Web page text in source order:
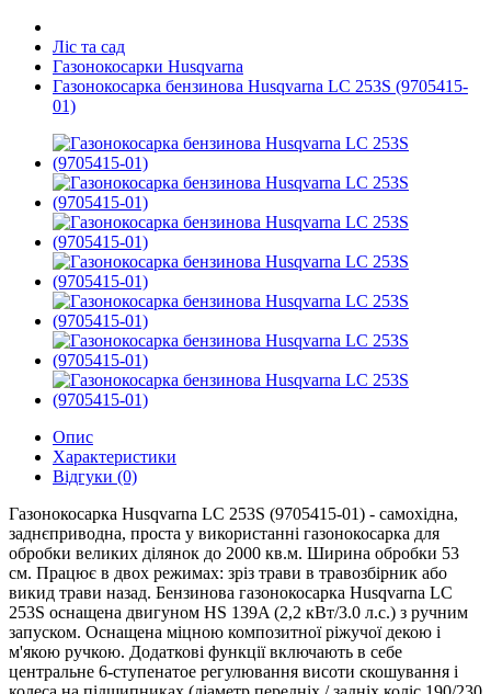
Ліс та сад
Газонокосарки Husqvarna
Газонокосарка бензинова Husqvarna LC 253S (9705415-
01)
Опис
Характеристики
Відгуки (0)
Газонокосарка Husqvarna LC 253S (9705415-01) - самохідна,
заднєприводна, проста у використанні газонокосарка для
обробки великих ділянок до 2000 кв.м. Ширина обробки 53
см. Працює в двох режимах: зріз трави в травозбірник або
викид трави назад. Бензинова газонокосарка Husqvarna LC
253S оснащена двигуном HS 139A (2,2 кВт/3.0 л.с.) з ручним
запуском. Оснащена міцною композитної ріжучої декою і
м'якою ручкою. Додаткові функції включають в себе
центральне 6-ступенатое регулювання висоти скошування і